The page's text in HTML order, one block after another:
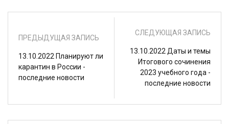
ПРЕДЫДУЩАЯ ЗАПИСЬ
13.10.2022 Планируют ли
карантин в России -
последние новости
СЛЕДУЮЩАЯ ЗАПИСЬ
13.10.2022 Даты и темы
Итогового сочинения
2023 учебного года -
последние новости